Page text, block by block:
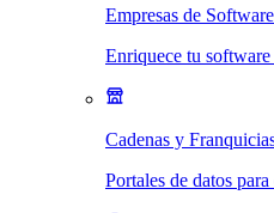
Empresas de
Enriquece tu
Cadenas y
Portales de datos